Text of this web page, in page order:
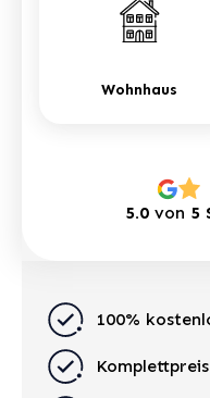
Wohnhaus
5.0von 5
100%